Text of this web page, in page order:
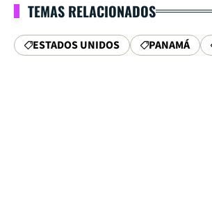
TEMAS RELACIONADOS
ESTADOS UNIDOS PANAMÁ